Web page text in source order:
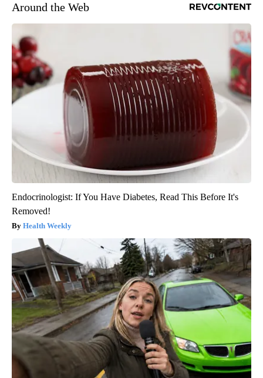
Around the Web
Endocrinologist: If You Have Diabetes, Read This Before It's
Removed!
Health Weekly